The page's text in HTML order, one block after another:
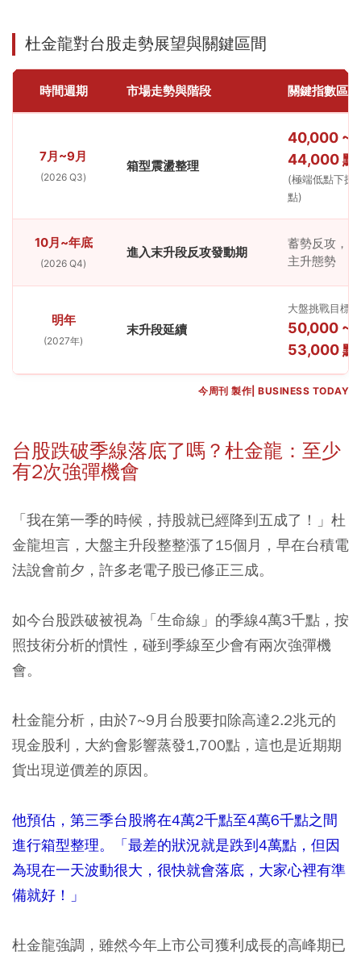
杜金龍對台股走勢展望與關鍵區間
時間週期 市場走勢與階段 關鍵指數區間
7月~9月
(2026 Q3)
箱型震盪整理
40,000 ~
44,000 點
(極端低點下探
點)
10月~年底
(2026 Q4)
進入末升段反攻發動期
蓄勢反攻，
主升態勢
明年
(2027年)
末升段延續
大盤挑戰目標
50,000 ~
53,000 點
今周刊 製作| BUSINESS TODAY
台股跌破季線落底了嗎？杜金龍：至少
有2次強彈機會
「我在第一季的時候，持股就已經降到五成了！」杜
金龍坦言，大盤主升段整整漲了15個月，早在台積電
法說會前夕，許多老電子股已修正三成。
如今台股跌破被視為「生命線」的季線4萬3千點，按
照技術分析的慣性，碰到季線至少會有兩次強彈機
會。
杜金龍分析，由於7~9月台股要扣除高達2.2兆元的
現金股利，大約會影響蒸發1,700點，這也是近期期
貨出現逆價差的原因。
他預估，第三季台股將在4萬2千點至4萬6千點之間
進行箱型整理。「最差的狀況就是跌到4萬點，但因
為現在一天波動很大，很快就會落底，大家心裡有準
備就好！」
杜金龍強調，雖然今年上市公司獲利成長的高峰期已